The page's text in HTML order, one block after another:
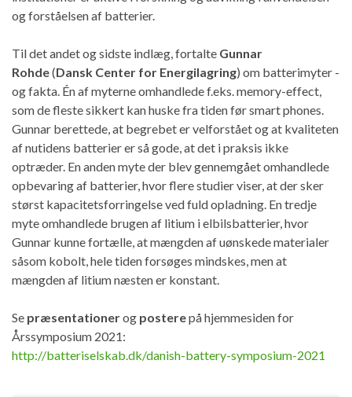
og forståelsen af batterier.
Til det andet og sidste indlæg, fortalte Gunnar
Rohde(Dansk Center for Energilagring) om batterimyter -
og fakta. Én af myterne omhandlede f.eks. memory-effect,
som de fleste sikkert kan huske fra tiden før smart phones.
Gunnar berettede, at begrebet er velforstået og at kvaliteten
af nutidens batterier er så gode, at det i praksis ikke
optræder. En anden myte der blev gennemgået omhandlede
opbevaring af batterier, hvor flere studier viser, at der sker
størst kapacitetsforringelse ved fuld opladning. En tredje
myte omhandlede brugen af litium i elbilsbatterier, hvor
Gunnar kunne fortælle, at mængden af uønskede materialer
såsom kobolt, hele tiden forsøges mindskes, men at
mængden af litium næsten er konstant.
Se præsentationerog posterepå hjemmesiden for
Årssymposium 2021:
http://batteriselskab.dk/danish-battery-symposium-2021